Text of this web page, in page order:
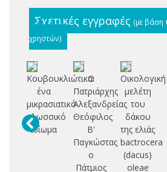
Σχετικές εγγραφές (με βάση
χρηστών)
Κουβουκλιώτικα:
ένα
μικρασιατικό
γλωσσικό
ιδίωμα
Ο
Πατριάρχης
Αλεξανδρείας
Θεόφιλος
Β'
Παγκώστας
ο
Πάτμιος
Οικολογική
μελέτη
του
δάκου
της ελιάς
bactrocera
(dacus)
oleae